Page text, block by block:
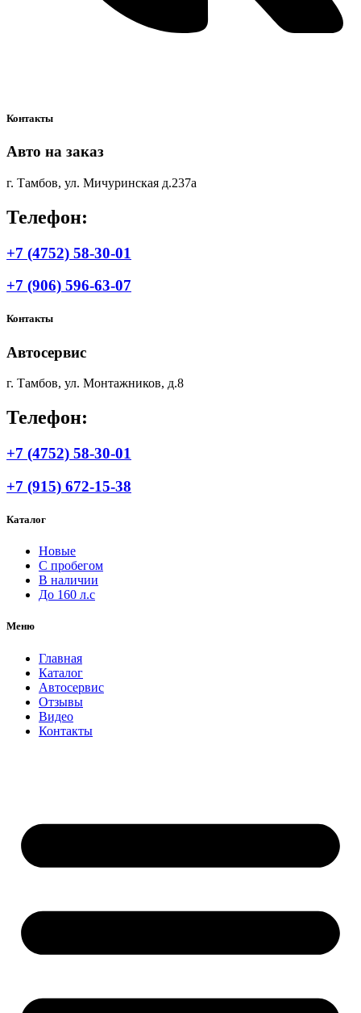
Контакты
Авто на заказ
г. Тамбов, ул. Мичуринская д.237а
Телефон:
+7 (4752) 58-30-01
+7 (906) 596-63-07
Контакты
Автосервис
г. Тамбов, ул. Монтажников, д.8
Телефон:
+7 (4752) 58-30-01
+7 (915) 672-15-38
Каталог
Новые
С пробегом
В наличии
До 160 л.с
Меню
Главная
Каталог
Автосервис
Отзывы
Видео
Контакты